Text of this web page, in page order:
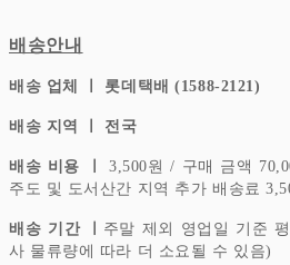
배송안내
배송 업체 ㅣ 롯데택배 (1588-2121)
배송 지역 ㅣ 전국
배송 비용 ㅣ3,500원 / 구매 금액
주도 및 도서산간 지역 추가 배송료
배송 기간 ㅣ 주말 제외 영업일 기준
사 물류량에 따라 더 소요될 수 있음)